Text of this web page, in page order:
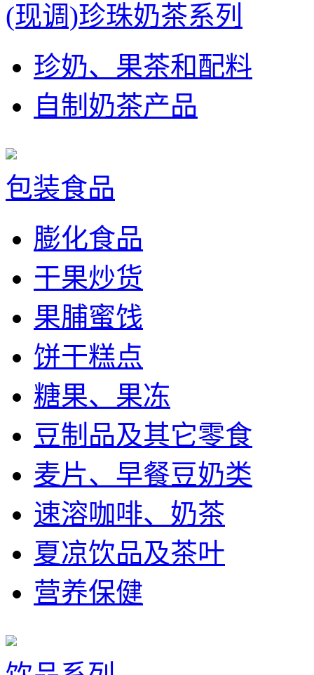
(现调)珍珠奶茶系列
珍奶、果茶和配料
自制奶茶产品
包装食品
膨化食品
干果炒货
果脯蜜饯
饼干糕点
糖果、果冻
豆制品及其它零食
麦片、早餐豆奶类
速溶咖啡、奶茶
夏凉饮品及茶叶
营养保健